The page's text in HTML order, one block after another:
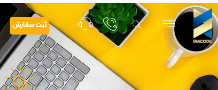
ثبت سفارش